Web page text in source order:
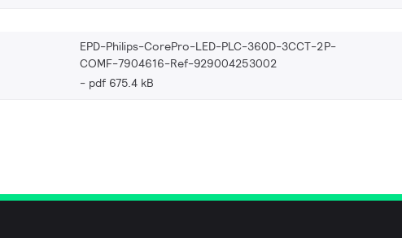
EPD-Philips-CorePro-LED-PLC-360D-3CCT-2P-
COMF-7904616-Ref-929004253002
pdf 675.4 kB